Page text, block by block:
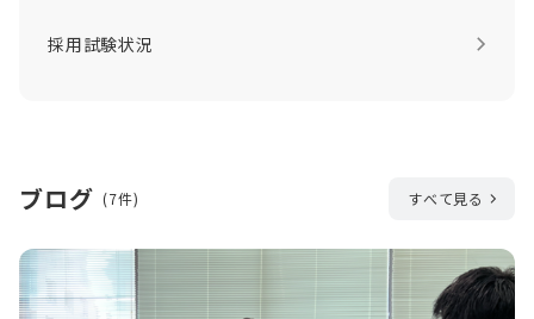
採用試験状況
ブログ (7件) すべて見る